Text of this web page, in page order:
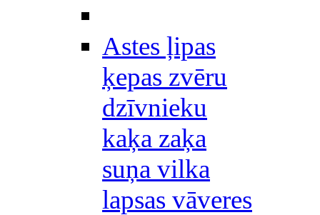
Astes ļipas
ķepas zvēru
dzīvnieku
kaķa zaķa
suņa vilka
lapsas vāveres